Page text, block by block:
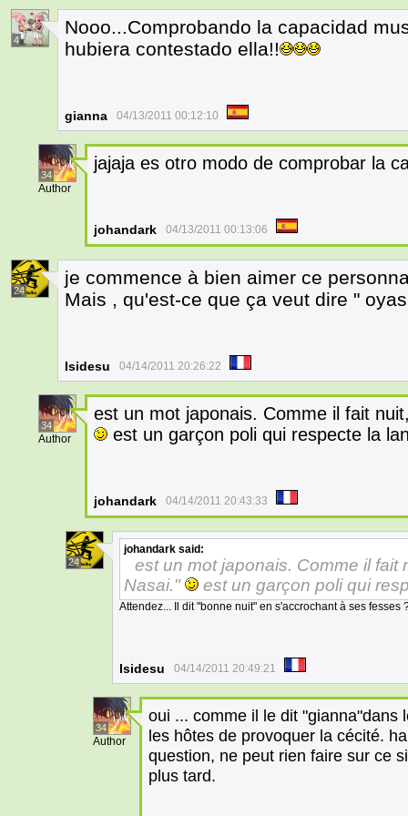
4
Nooo...Comprobando la capacidad
hubiera contestado ella!!
gianna 04/13/2011 00:12:10
34
Author
jajaja es otro modo de comprobar la
johandark 04/13/2011 00:13:06
24
je commence à bien aimer ce
Mais , qu'est-ce que ça veut dire "
Isidesu 04/14/2011 20:26:22
34
Author
est un mot japonais. Comme il fait
est un garçon poli qui respecte la
johandark 04/14/2011 20:43:33
24
johandark said:
est un mot japonais. Comme il fait
Nasai."
est un garçon poli qui
Attendez... Il dit "bonne nuit" en s'accrochant à ses fesses
Isidesu 04/14/2011 20:49:21
34
Author
oui ... comme il le dit "gianna"dans
les hôtes de provoquer la cécité.
question, ne peut rien faire sur ce
plus tard.